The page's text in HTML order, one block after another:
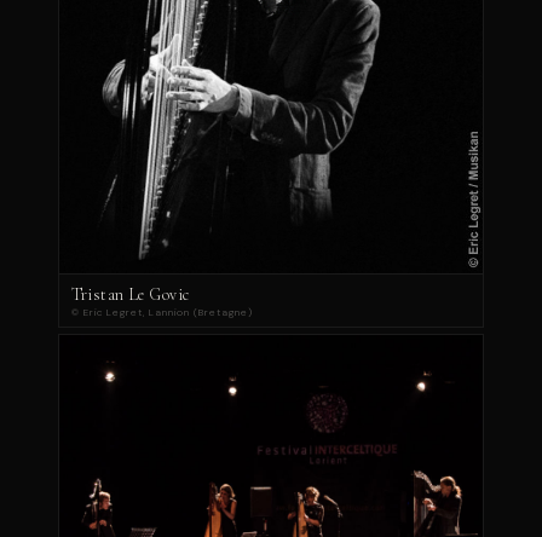
Tristan Le Govic
© Eric Legret, Lannion (Bretagne)